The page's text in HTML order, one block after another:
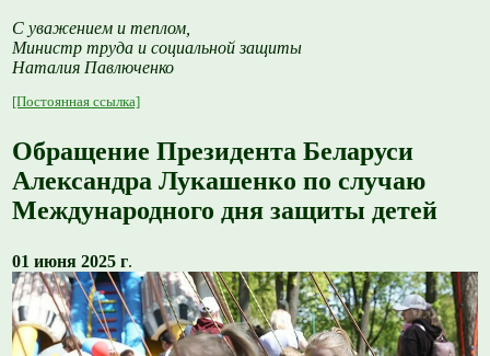
С уважением и теплом,
Министр труда и социальной защиты
Наталия Павлюченко
[Постоянная ссылка]
Обращение Президента Беларуси
Александра Лукашенко по случаю
Международного дня защиты детей
01 июня 2025 г.